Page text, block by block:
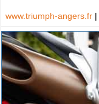
www.triumph-angers.fr |